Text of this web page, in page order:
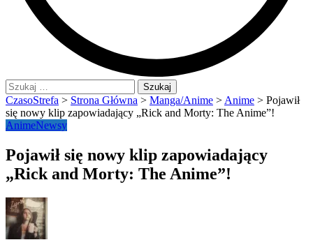
Szukaj:
CzasoStrefa > Strona Główna > Manga/Anime > Anime > Pojawił
się nowy klip zapowiadający „Rick and Morty: The Anime”!
AnimeNewsy
Pojawił się nowy klip zapowiadający
„Rick and Morty: The Anime”!